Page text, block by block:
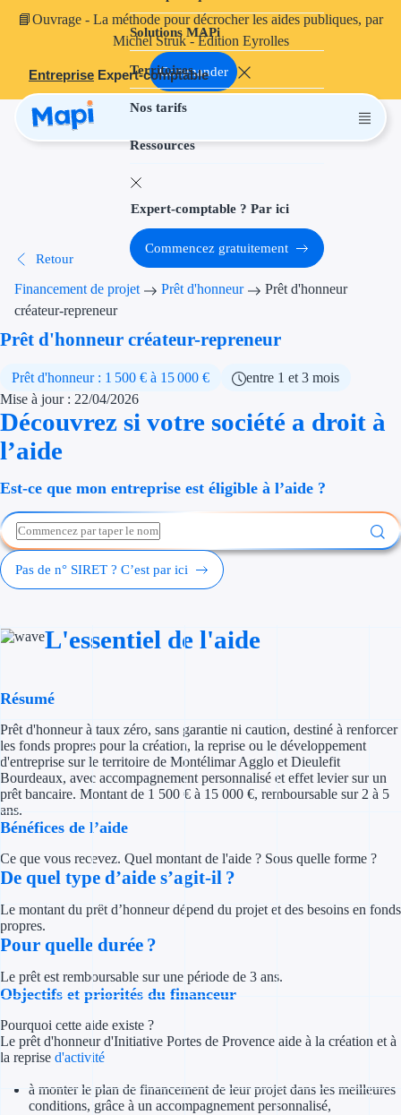
📘Ouvrage - La méthode pour décrocher les aides publiques, par
Michel Struk - Édition Eyrolles
Commander
Entreprise Expert-comptable
Solutions MAPi
Territoires
Nos tarifs
Ressources
Projets finançables
Aides à
Aides
Thématiques
Financement
Transition
Économies
Création
Aides sans
Subventions
Exonération
Aides Urssaf
Expert-comptable ? Par ici
Commencez gratuitement
Retour
Financement de projet Prêt d'honneur
Prêt d'honneur
créateur-repreneur
Prêt d'honneur créateur-repreneur
Prêt d'honneur : 1 500 € à 15 000 €
entre 1 et 3 mois
Mise à jour : 22/04/2026
Découvrez si votre société a droit à
l’aide
Est-ce que mon entreprise est éligible à l’aide ?
Pas de n° SIRET ? C’est par ici
L'essentiel de l'aide
Résumé
Prêt d'honneur à taux zéro, sans garantie ni caution, destiné à renforcer
les fonds propres pour la création, la reprise ou le développement
d'entreprise sur le territoire de Montélimar Agglo et Dieulefit
Bourdeaux, avec accompagnement personnalisé et effet levier sur un
prêt bancaire. Montant de 1 500 € à 15 000 €, remboursable sur 2 à 5
ans.
Bénéfices de l’aide
Ce que vous recevez. Quel montant de l'aide ? Sous quelle forme ?
De quel type d’aide s’agit-il ?
Le montant du prêt d’honneur dépend du projet et des besoins en fonds
propres.
Pour quelle durée ?
Le prêt est remboursable sur une période de 3 ans.
Objectifs et priorités du financeur
Pourquoi cette aide existe ?
Le prêt d'honneur d'Initiative Portes de Provence aide à la création et à
la reprise d'activité
à monter le plan de financement de leur projet dans les meilleures
conditions, grâce à un accompagnement personnalisé,